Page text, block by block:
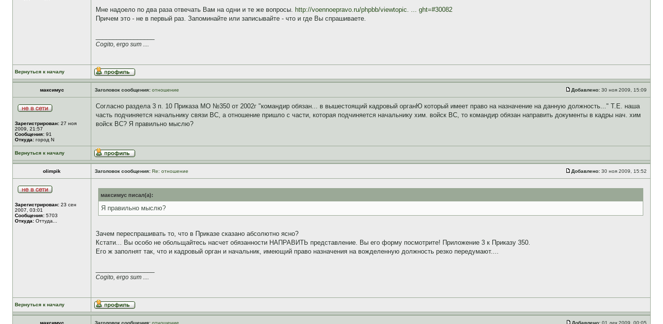
Мне надоело по два раза отвечать Вам на одни и те же вопросы. http://voennoepravo.ru/phpbb/viewtopic. ... ght=#30082
Причем это - не в первый раз. Запоминайте или записывайте - что и где Вы спрашиваете.
Cogito, ergo sum ....
Вернуться к началу
максимус Заголовок сообщения: отношение Добавлено: 30 ноя 2009, 15:09
Зарегистрирован: 27 ноя
2009, 21:57
Сообщения: 91
Откуда: город N
Согласно раздела 3 п. 10 Приказа МО №350 от 2002г "командир обязан... в вышестоящий кадровый органЮ который имеет право на назначение на данную должность..." Т.Е. наша
часть подчиняется начальнику связи ВС, а отношение пришло с части, которая подчиняется начальнику хим. войск ВС, то командир обязан направить документы в кадры нач. хим
войск ВС? Я правильно мыслю?
Вернуться к началу
olimpik Заголовок сообщения: Re: отношение Добавлено: 30 ноя 2009, 15:52
Зарегистрирован: 23 сен
2007, 03:01
Сообщения: 5703
Откуда: Оттуда...
максимус писал(а):
Я правильно мыслю?
Зачем переспрашивать то, что в Приказе сказано абсолютно ясно?
Кстати... Вы особо не обольщайтесь насчет обязанности НАПРАВИТЬ представление. Вы его форму посмотрите! Приложение 3 к Приказу 350.
Его ж заполнят так, что и кадровый орган и начальник, имеющий право назначения на вожделенную должность резко передумают....
Cogito, ergo sum ....
Вернуться к началу
максимус Заголовок сообщения: отношение Добавлено: 01 дек 2009, 00:05